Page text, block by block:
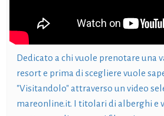
Dedicato a chi vuole prenotare una
resort e prima di scegliere vuole
"Visitandolo" attraverso un video
mareonline.it. I titolari di alberghi e